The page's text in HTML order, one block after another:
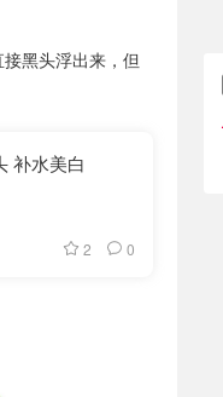
黑头浮出来，但
补水美白
2 0